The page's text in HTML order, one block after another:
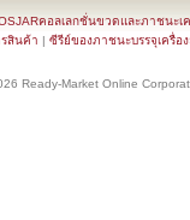
คอลเลกชั่นขวดและภาชนะเ
สินค้า | ซีรีย์ของภาชนะบรรจุเครื่อ
Ready-Market Online